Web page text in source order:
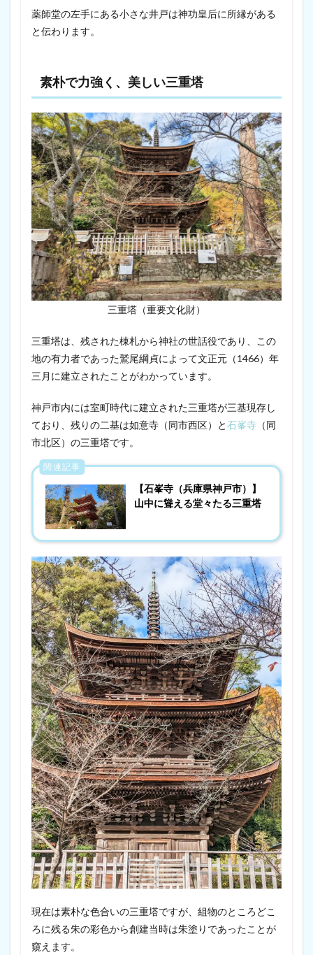
薬師堂の左手にある小さな井戸は神功皇后に所縁がある
と伝わります。
素朴で力強く、美しい三重塔
三重塔（重要文化財）
三重塔は、残された棟札から神社の世話役であり、この
地の有力者であった鷲尾綱貞によって文正元（1466）年
三月に建立されたことがわかっています。
神戸市内には室町時代に建立された三重塔が三基現存し
ており、残りの二基は如意寺（同市西区）と石峯寺 （同
市北区）の三重塔です。
関連記事
【石峯寺（兵庫県神戸市）】
山中に聳える堂々たる三重塔
現在は素朴な色合いの三重塔ですが、組物のところどこ
ろに残る朱の彩色から創建当時は朱塗りであったことが
窺えます。